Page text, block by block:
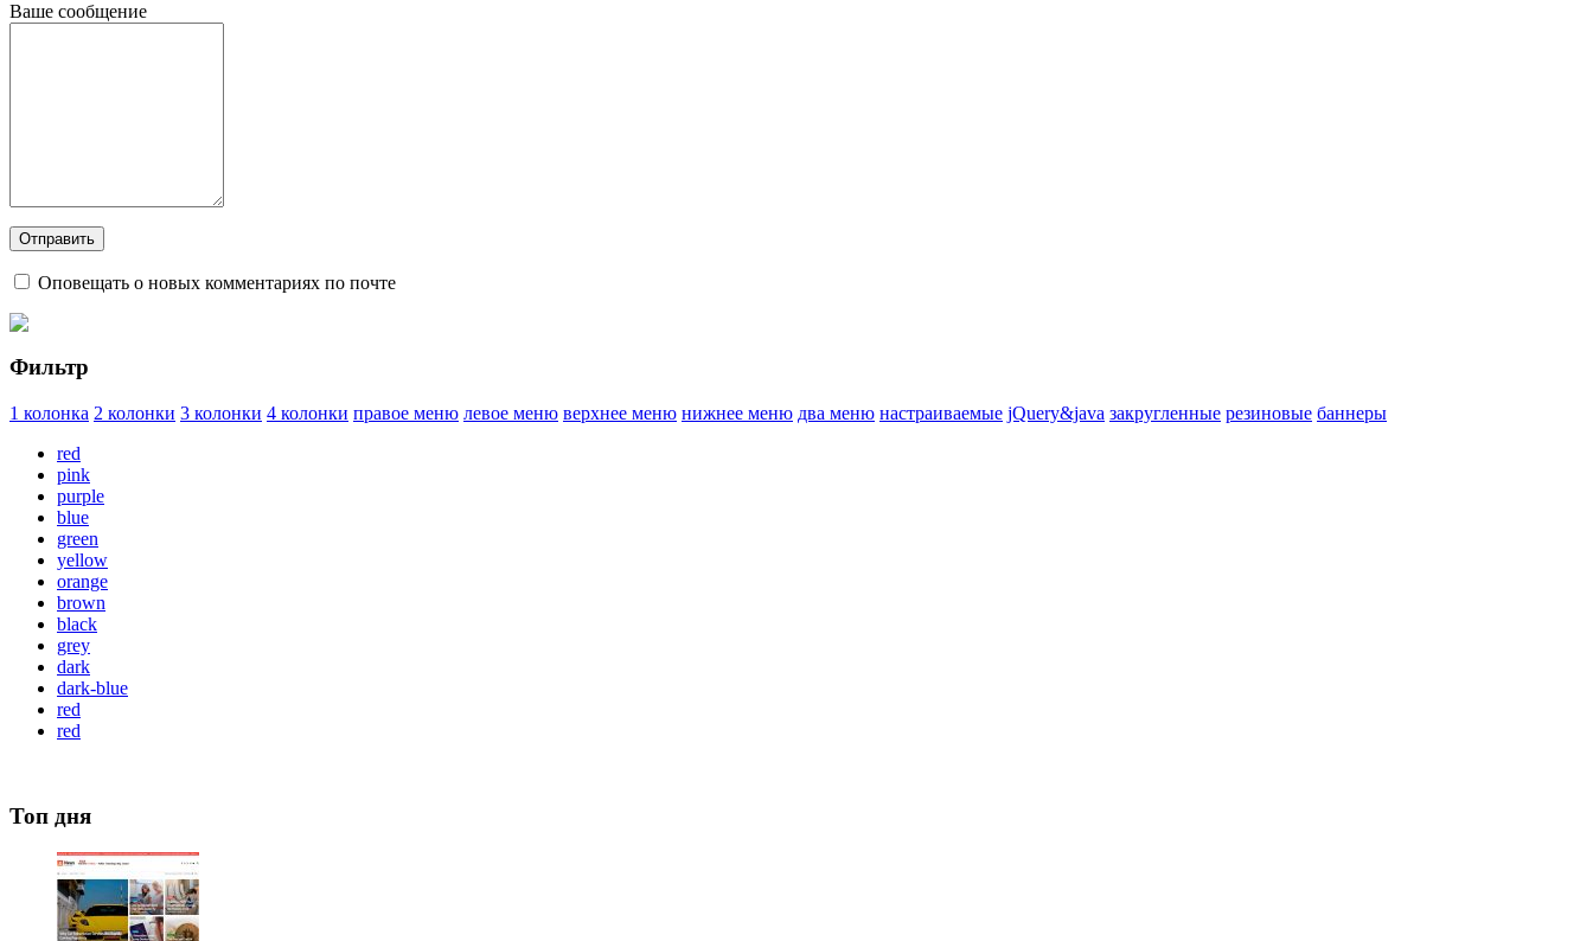
Ваше сообщение
Оповещать о новых комментариях по почте
Фильтр
1 колонка 2 колонки 3 колонки 4 колонки правое меню левое меню верхнее меню нижнее меню два меню настраиваемые jQuery&java закругленные резиновые баннеры
red
pink
purple
blue
green
yellow
orange
brown
black
grey
dark
dark-blue
red
red
Топ дня